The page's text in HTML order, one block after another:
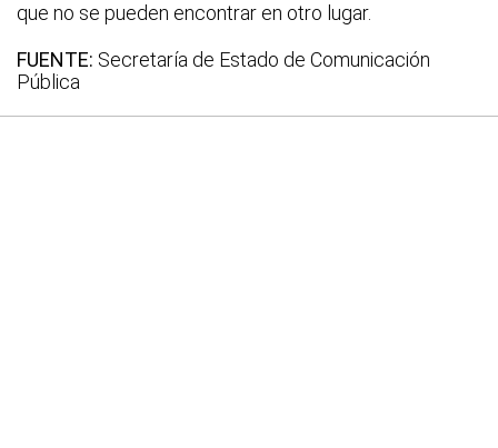
que no se pueden encontrar en otro lugar.
FUENTE: Secretaría de Estado de Comunicación
Pública